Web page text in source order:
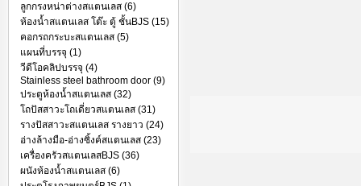
ลูกกรงหน่าต่างสแตนเลส (6)
ห้องน้ำสแตนเลส โต๊ะ ตู้ ชั้นBJS (15)
คอกรถกระบะสแตนเลส (5)
แผนที่บรรจุ (1)
วีดีโอคลิปบรรจุ (4)
Stainless steel bathroom door (9)
ประตูห้องน้ำสแตนเลส (32)
โถปัสสาวะโถเดี่ยวสแตนเลส (31)
รางปัสสาวะสแตนเลส รางยาว (24)
อ่างล้างมือ-อ่างซิ้งค์สแตนเลส (23)
เครื่องครัวสแตนเลสBJS (36)
ผนังห้องน้ำสแตนเลส (6)